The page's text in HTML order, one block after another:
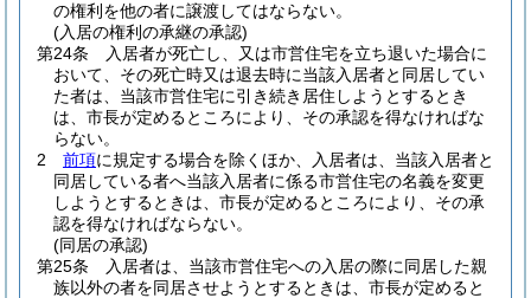
の権利を他の者に譲渡してはならない。
(入居の権利の承継の承認)
第24条
入居者が死亡し、又は市営住宅を立ち退いた場合に
おいて、その死亡時又は退去時に当該入居者と同居してい
た者は、当該市営住宅に引き続き居住しようとするとき
は、市長が定めるところにより、その承認を得なければな
らない。
2
前項に規定する場合を除くほか、入居者は、当該入居者と
同居している者へ当該入居者に係る市営住宅の名義を変更
しようとするときは、市長が定めるところにより、その承
認を得なければならない。
(同居の承認)
第25条
入居者は、当該市営住宅への入居の際に同居した親
族以外の者を同居させようとするときは、市長が定めると